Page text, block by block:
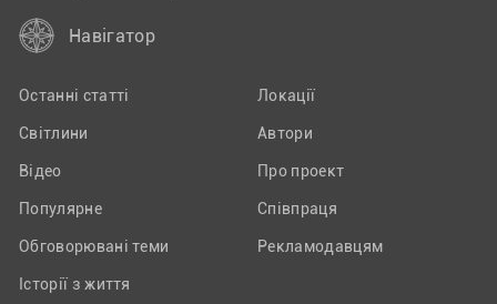
Навігатор
Останні статті
Світлини
Відео
Популярне
Обговорювані теми
Історії з життя
Локації
Автори
Про проект
Співпраця
Рекламодавцям